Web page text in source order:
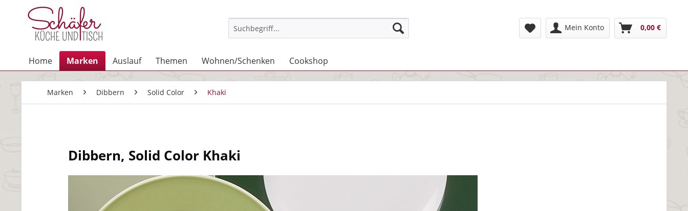
Mein Konto 0,00 €
Home Marken Auslauf Themen Wohnen/Schenken Cookshop
Marken Dibbern Solid Color Khaki
Dibbern, Solid Color Khaki